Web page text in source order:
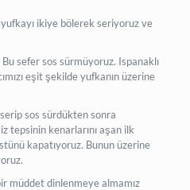
ikiye bölerek seriyoruz ve
sefer sos sürmüyoruz. Ispanaklı
eşit şekilde yufkanın üzerine
sos sürdükten sonra
tepsinin kenarlarını aşan ilk
kapatıyoruz. Bunun üzerine
müddet dinlenmeye almamız